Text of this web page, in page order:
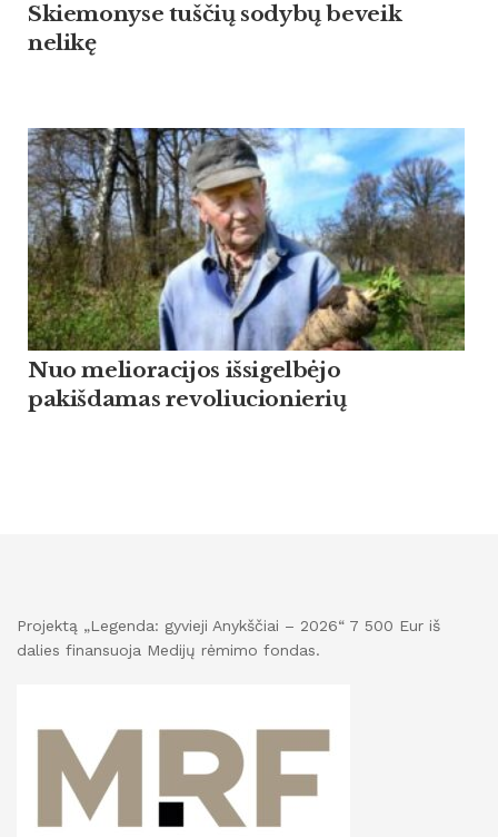
Skiemonyse tuščių sodybų beveik
nelikę
Nuo melioracijos išsigelbėjo
pakišdamas revoliucionierių
Projektą „Legenda: gyvieji Anykščiai – 2026“ 7 500 Eur iš
dalies finansuoja Medijų rėmimo fondas.